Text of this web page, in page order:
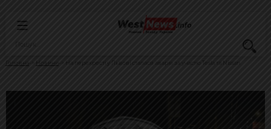
Головна Новини На перехресті у Львові сталася аварія за участю Tesla та Nissan